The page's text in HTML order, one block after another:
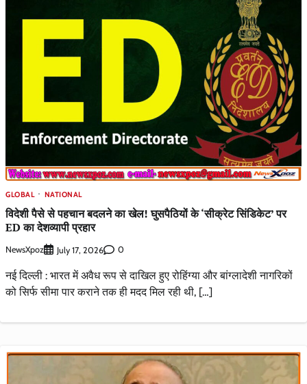
GLOBAL NATIONAL
विदेशी पैसे से पहचान बदलने का खेल! घुसपैठियों के ‘सीक्रेट सिंडिकेट’ पर
ED का देशव्यापी प्रहार
NewsXpoz July 17, 2026 0
नई दिल्ली : भारत में अवैध रूप से दाखिल हुए रोहिंग्या और बांग्लादेशी नागरिकों
को सिर्फ सीमा पार कराने तक ही मदद मिल रही थी, […]